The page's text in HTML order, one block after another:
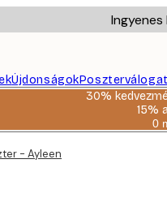
Újdonságok
30%
15%
0
- Ayleen